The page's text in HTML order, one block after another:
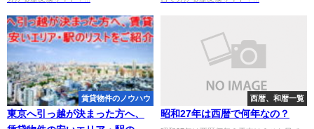
賃貸物件のノウハウ
東京へ引っ越が決まった方へ、
西暦、和暦一覧
昭和27年は西暦で何年なの？